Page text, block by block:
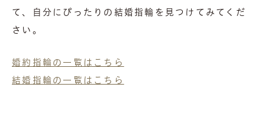
て、自分にぴったりの結婚指輪を見つけてみてくだ
さい。
婚約指輪の一覧はこちら
結婚指輪の一覧はこちら